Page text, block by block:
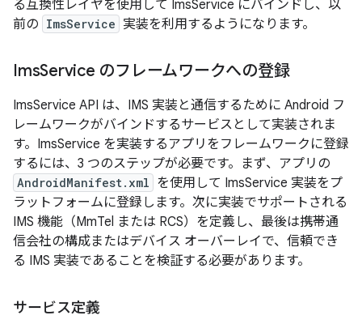
る互換性レイヤを使用して ImsService にバインドし、以
前の ImsService 実装を利用するようになります。
ImsService のフレームワークへの登録
ImsService API は、IMS 実装と通信するために Android フ
レームワークがバインドするサービスとして実装されま
す。ImsService を実装するアプリをフレームワークに登録
するには、3 つのステップが必要です。まず、アプリの
AndroidManifest.xml を使用して ImsService 実装をプ
ラットフォームに登録します。次に実装でサポートされる
IMS 機能（MmTel または RCS）を定義し、最後は携帯通
信会社の構成またはデバイス オーバーレイで、信頼でき
る IMS 実装であることを検証する必要があります。
サービス定義